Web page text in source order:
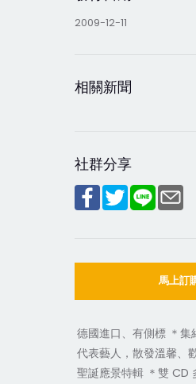
2009-12-11
相關新聞
社群分享
馬上訂
德國進口、有側標 ＊
代表藝人，散發溫馨、
聖誕應景特輯 ＊雙 CD